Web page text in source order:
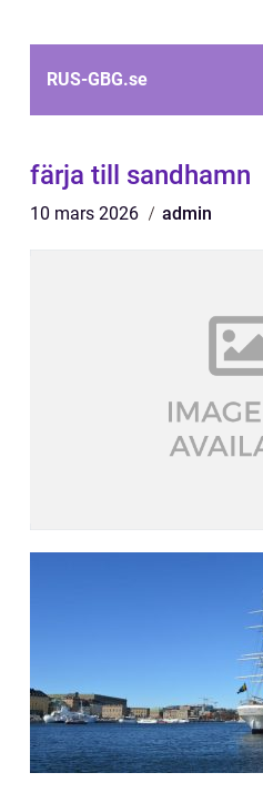
RUS-GBG.se
färja till sandhamn
10 mars 2026 admin